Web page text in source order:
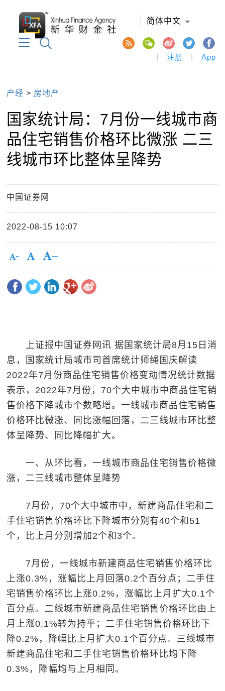
简体中文
注册 App
产经 > 房地产
国家统计局：7月份一线城市商
品住宅销售价格环比微涨 二三
线城市环比整体呈降势
中国证券网
2022-08-15 10:07
上证报中国证券网讯 据国家统计局8月15日消
息，国家统计局城市司首席统计师绳国庆解读
2022年7月份商品住宅销售价格变动情况统计数据
表示，2022年7月份，70个大中城市中商品住宅销
售价格下降城市个数略增。一线城市商品住宅销售
价格环比微涨、同比涨幅回落，二三线城市环比整
体呈降势、同比降幅扩大。
一、从环比看，一线城市商品住宅销售价格微
涨，二三线城市整体呈降势
7月份，70个大中城市中，新建商品住宅和二
手住宅销售价格环比下降城市分别有40个和51
个，比上月分别增加2个和3个。
7月份，一线城市新建商品住宅销售价格环比
上涨0.3%，涨幅比上月回落0.2个百分点；二手住
宅销售价格环比上涨0.2%，涨幅比上月扩大0.1个
百分点。二线城市新建商品住宅销售价格环比由上
月上涨0.1%转为持平；二手住宅销售价格环比下
降0.2%，降幅比上月扩大0.1个百分点。三线城市
新建商品住宅和二手住宅销售价格环比均下降
0.3%，降幅均与上月相同。